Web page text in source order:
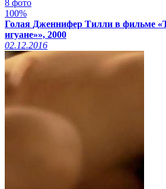
8 фото
100%
Голая Дженнифер Тилли в фильме
игуане»», 2000
02.12.2016